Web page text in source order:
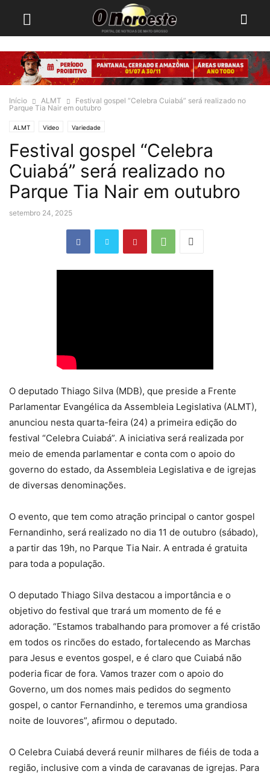
Início ALMT
Festival gospel “Celebra Cuiabá” será realizado no
Parque Tia Nair em outubro
ALMT Video Variedade
Festival gospel “Celebra
Cuiabá” será realizado no
Parque Tia Nair em outubro
setembro 24, 2025
O deputado Thiago Silva (MDB), que preside a Frente
Parlamentar Evangélica da Assembleia Legislativa (ALMT),
anunciou nesta quarta-feira (24) a primeira edição do
festival “Celebra Cuiabá”. A iniciativa será realizada por
meio de emenda parlamentar e conta com o apoio do
governo do estado, da Assembleia Legislativa e de igrejas
de diversas denominações.
O evento, que tem como atração principal o cantor gospel
Fernandinho, será realizado no dia 11 de outubro (sábado),
a partir das 19h, no Parque Tia Nair. A entrada é gratuita
para toda a população.
O deputado Thiago Silva destacou a importância e o
objetivo do festival que trará um momento de fé e
adoração. “Estamos trabalhando para promover a fé cristão
em todos os rincões do estado, fortalecendo as Marchas
para Jesus e eventos gospel, e é claro que Cuiabá não
poderia ficar de fora. Vamos trazer com o apoio do
Governo, um dos nomes mais pedidos do segmento
gospel, o cantor Fernandinho, e teremos uma grandiosa
noite de louvores”, afirmou o deputado.
O Celebra Cuiabá deverá reunir milhares de fiéis de toda a
região, inclusive com a vinda de caravanas de igrejas. Para